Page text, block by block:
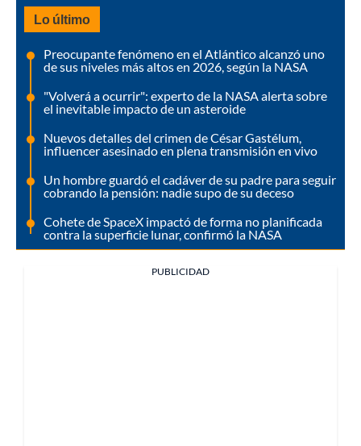
Lo último
Preocupante fenómeno en el Atlántico alcanzó uno
de sus niveles más altos en 2026, según la NASA
"Volverá a ocurrir": experto de la NASA alerta sobre
el inevitable impacto de un asteroide
Nuevos detalles del crimen de César Gastélum,
influencer asesinado en plena transmisión en vivo
Un hombre guardó el cadáver de su padre para seguir
cobrando la pensión: nadie supo de su deceso
Cohete de SpaceX impactó de forma no planificada
contra la superficie lunar, confirmó la NASA
PUBLICIDAD